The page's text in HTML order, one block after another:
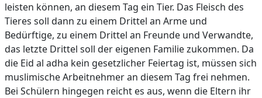
leisten können, an diesem Tag ein Tier. Das Fleisch des
Tieres soll dann zu einem Drittel an Arme und
Bedürftige, zu einem Drittel an Freunde und Verwandte,
das letzte Drittel soll der eigenen Familie zukommen. Da
die Eid al adha kein gesetzlicher Feiertag ist, müssen sich
muslimische Arbeitnehmer an diesem Tag frei nehmen.
Bei Schülern hingegen reicht es aus, wenn die Eltern ihr